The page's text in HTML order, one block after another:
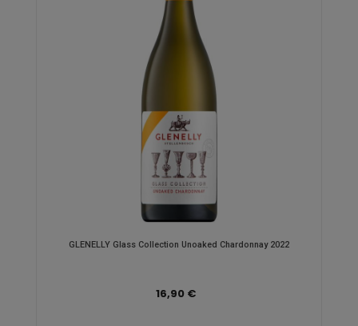
GLENELLY Glass Collection Unoaked Chardonnay 2022
16,90 €